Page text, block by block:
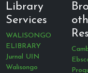
Library
Services
WALISONGO
ELIBRARY
Jurnal UIN
Walisongo